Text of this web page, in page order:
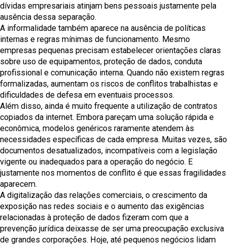
dívidas empresariais atinjam bens pessoais justamente pela
ausência dessa separação.
A informalidade também aparece na ausência de políticas
internas e regras mínimas de funcionamento. Mesmo
empresas pequenas precisam estabelecer orientações claras
sobre uso de equipamentos, proteção de dados, conduta
profissional e comunicação interna. Quando não existem regras
formalizadas, aumentam os riscos de conflitos trabalhistas e
dificuldades de defesa em eventuais processos.
Além disso, ainda é muito frequente a utilização de contratos
copiados da internet. Embora pareçam uma solução rápida e
econômica, modelos genéricos raramente atendem às
necessidades específicas de cada empresa. Muitas vezes, são
documentos desatualizados, incompatíveis com a legislação
vigente ou inadequados para a operação do negócio. E
justamente nos momentos de conflito é que essas fragilidades
aparecem.
A digitalização das relações comerciais, o crescimento da
exposição nas redes sociais e o aumento das exigências
relacionadas à proteção de dados fizeram com que a
prevenção jurídica deixasse de ser uma preocupação exclusiva
de grandes corporações. Hoje, até pequenos negócios lidam